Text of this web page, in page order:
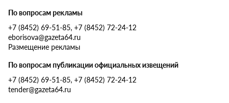
По вопросам рекламы
+7 (8452) 69-51-85, +7 (8452) 72-24-12
eborisova@gazeta64.ru
Размещение рекламы
По вопросам публикации официальных извещений
+7 (8452) 69-51-85, +7 (8452) 72-24-12
tender@gazeta64.ru